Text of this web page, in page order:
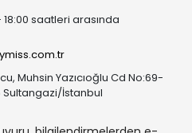
saatleri arasında
Muhsin Yazıcıoğlu Cd No:69-
Sultangazi/İstanbul